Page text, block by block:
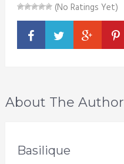
(No Ratings Yet)
About The Author
Basilique